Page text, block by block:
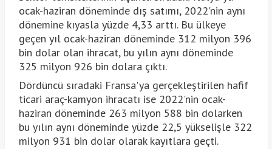
ocak-haziran döneminde dış satımı, 2022'nin aynı
dönemine kıyasla yüzde 4,33 arttı. Bu ülkeye
geçen yıl ocak-haziran döneminde 312 milyon 396
bin dolar olan ihracat, bu yılın aynı döneminde
325 milyon 926 bin dolara çıktı.
Dördüncü sıradaki Fransa'ya gerçekleştirilen hafif
ticari araç-kamyon ihracatı ise 2022'nin ocak-
haziran döneminde 263 milyon 588 bin dolarken
bu yılın aynı döneminde yüzde 22,5 yükselişle 322
milyon 931 bin dolar olarak kayıtlara geçti.